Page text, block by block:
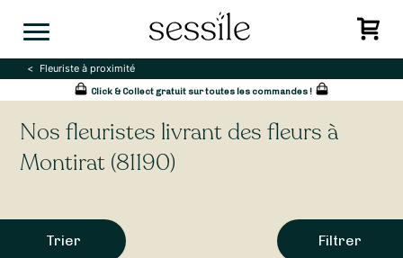
Fleuriste à proximité
Click & Collect gratuit sur toutes les commandes !
Nos fleuristes livrant des fleurs à
Montirat (81190)
Trier Filtrer